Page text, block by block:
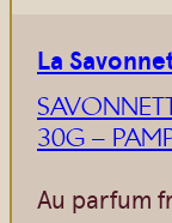
La
30G –
Au parfum